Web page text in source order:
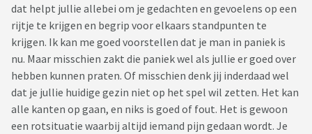
dat helpt jullie allebei om je gedachten en gevoelens op een
rijtje te krijgen en begrip voor elkaars standpunten te
krijgen. Ik kan me goed voorstellen dat je man in paniek is
nu. Maar misschien zakt die paniek wel als jullie er goed over
hebben kunnen praten. Of misschien denk jij inderdaad wel
dat je jullie huidige gezin niet op het spel wil zetten. Het kan
alle kanten op gaan, en niks is goed of fout. Het is gewoon
een rotsituatie waarbij altijd iemand pijn gedaan wordt. Je